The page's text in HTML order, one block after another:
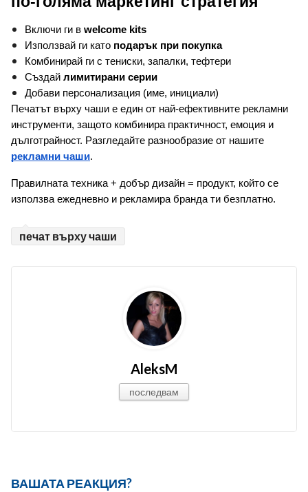
Включи ги в welcome kits
Използвай ги като подарък при покупка
Комбинирай ги с тениски, запалки, тефтери
Създай лимитирани серии
Добави персонализация (име, инициали)
Печатът върху чаши е един от най-ефективните рекламни
инструменти, защото комбинира практичност, емоция и
рекламни чаши.
Правилната техника + добър дизайн = продукт, който се
използва ежедневно и рекламира бранда ти безплатно.
печат върху чаши
AleksM
последвам
ВАШАТА РЕАКЦИЯ?